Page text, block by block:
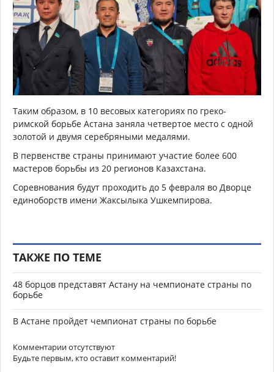
Таким образом, в 10 весовых категориях по греко-
римской борьбе Астана заняла четвертое место с одной
золотой и двумя серебряными медалями.
В первенстве страны принимают участие более 600
мастеров борьбы из 20 регионов Казахстана.
Соревнования будут проходить до 5 февраля во Дворце
единоборств имени Жаксылыка Ушкемпирова.
ТАКЖЕ ПО ТЕМЕ
48 борцов представят Астану на чемпионате страны по
борьбе
В Астане пройдет чемпионат страны по борьбе
Комментарии отсутствуют
Будьте первым, кто оставит комментарий!